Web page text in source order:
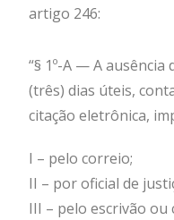
artigo 246:
“§ 1º-A — A ausência
(três) dias úteis,
citação eletrônica,
I – pelo correio;
II – por oficial de
III – pelo escrivão ou